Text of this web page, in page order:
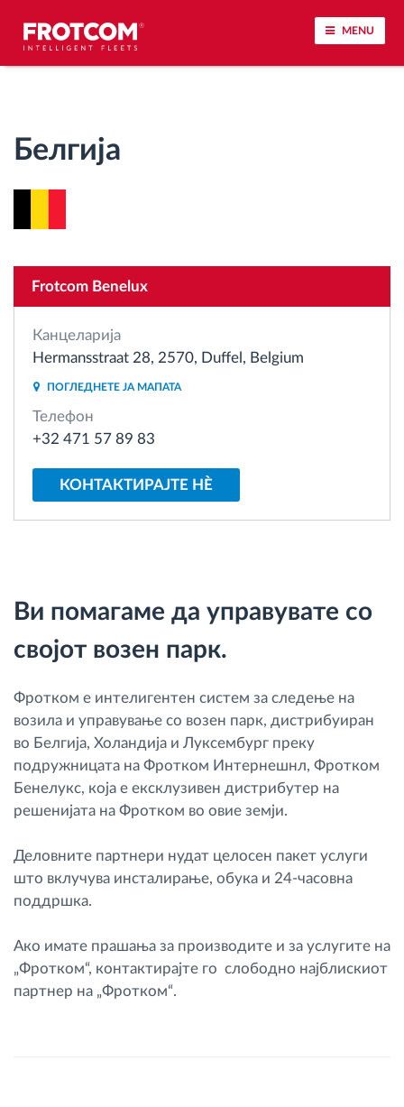
MENU
Анализа на возачкото однесување
Управување со горивото
Планирање и следење на рутите
Автоматска идентификација на возачите
Калкулатор за заштеди
Белгија
Frotcom Benelux
Канцеларија
Hermansstraat 28, 2570, Duffel, Belgium
ПОГЛЕДНЕТЕ ЈА МАПАТА
Телефон
+32 471 57 89 83
КОНТАКТИРАЈТЕ НÈ
Ви помагаме да управувате со
својот возен парк.
Фротком е интелигентен систем за следење на
возила и управување со возен парк, дистрибуиран
во Белгија, Холандија и Луксембург преку
подружницата на Фротком Интернешнл, Фротком
Бенелукс, која е ексклузивен дистрибутер на
решенијата на Фротком во овие земји.
Деловните партнери нудат целосен пакет услуги
што вклучува инсталирање, обука и 24-часовна
поддршка.
Ако имате прашања за производите и за услугите на
„Фротком“, контактирајте го слободно најблискиот
партнер на „Фротком“.